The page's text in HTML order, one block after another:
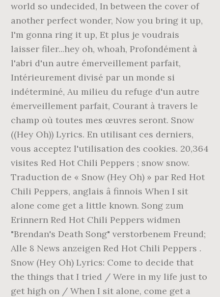
world so undecided, In between the cover of
another perfect wonder, Now you bring it up,
I'm gonna ring it up, Et plus je voudrais
laisser filer...hey oh, whoah, Profondément à
l'abri d'un autre émerveillement parfait,
Intérieurement divisé par un monde si
indéterminé, Au milieu du refuge d'un autre
émerveillement parfait, Courant à travers le
champ où toutes mes œuvres seront. Snow
((Hey Oh)) Lyrics. En utilisant ces derniers,
vous acceptez l'utilisation des cookies. 20,364
visites Red Hot Chili Peppers ; snow snow.
Traduction de « Snow (Hey Oh) » par Red Hot
Chili Peppers, anglais â finnois When I sit
alone come get a little known. Song zum
Erinnern Red Hot Chili Peppers widmen
"Brendan's Death Song" verstorbenem Freund;
Alle 8 News anzeigen Red Hot Chili Peppers .
Snow (Hey Oh) Lyrics: Come to decide that
the things that I tried / Were in my life just to
get high on / When I sit alone, come get a